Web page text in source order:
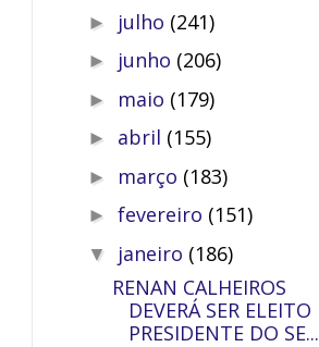
► julho (241)
► junho (206)
► maio (179)
► abril (155)
► março (183)
►fevereiro (151)
▼ janeiro (186)
RENAN CALHEIROS
DEVERÁ SER ELEITO
PRESIDENTE DO SE...